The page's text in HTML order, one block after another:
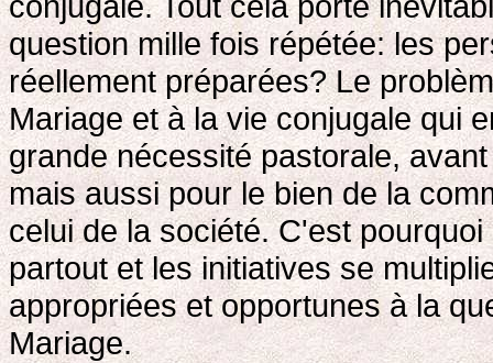
question mille fois répétée: les
réellement préparées? Le
Mariage et à la vie conjugale qui
grande nécessité pastorale,
mais aussi pour le bien de la
celui de la société. C'est
partout et les initiatives se
appropriées et opportunes à la
Mariage.